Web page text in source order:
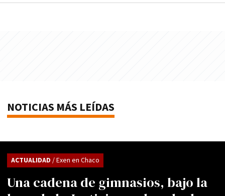
NOTICIAS MÁS LEÍDAS
Una cadena de gimnasios, bajo la
ACTUALIDAD / Exen en Chaco